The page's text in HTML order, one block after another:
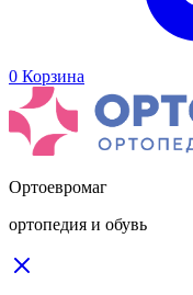
0 Корзина
Ортоевромаг
ортопедия и обувь